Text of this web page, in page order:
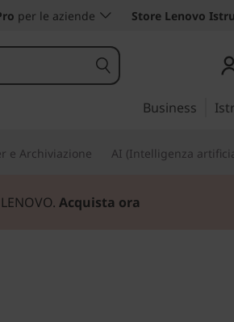
per le aziende Store Lenovo
Business
e Archiviazione AI (Intelligenza
Acquista ora